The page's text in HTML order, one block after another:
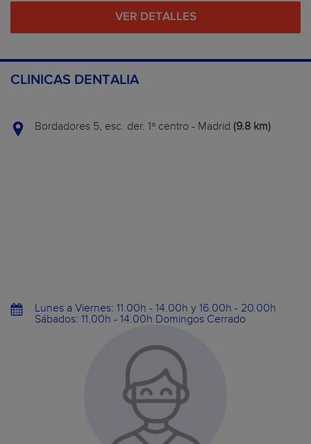
VER DETALLES
CLINICAS DENTALIA
Bordadores 5, esc. der. 1º centro - Madrid (9.8 km)
Lunes a Viernes: 11.00h - 14.00h y 16.00h - 20.00h
Sábados: 11.00h - 14.00h Domingos Cerrado